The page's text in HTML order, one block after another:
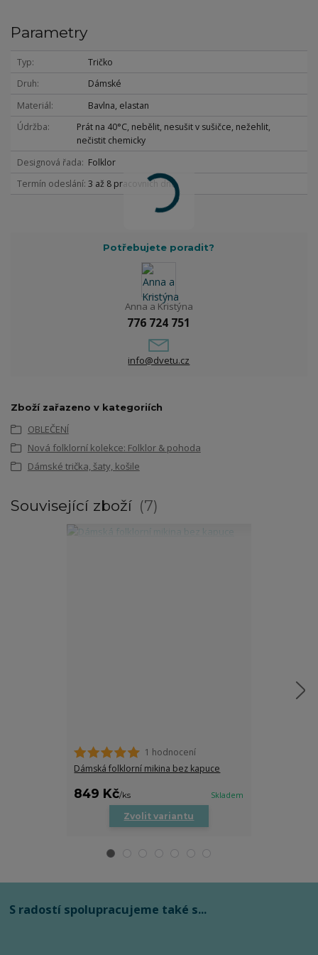
Parametry
Typ
Tričko
Druh
Dámské
Materiál
Bavlna, elastan
Údržba
Prát na 40°C, nebělit, nesušit v sušičce, nežehlit,
nečistit chemicky
Designová řada
Folklor
Termín odeslání 3 až 8 pracovních dnů
Potřebujete poradit?
Anna a Kristýna
776 724 751
info@dvetu.cz
Zboží zařazeno v kategoriích
OBLEČENÍ
Nová folklorní kolekce: Folklor & pohoda
Dámské trička, šaty, košile
Související zboží 7
1 hodnocení
Dámská folklorní mikina bez kapuce
849 Kč/ks Skladem
Zvolit variantu
S radostí spolupracujeme také s...